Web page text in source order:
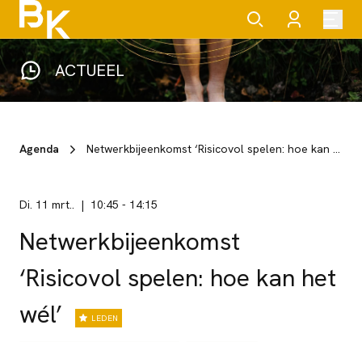
ACTUEEL
Agenda Netwerkbijeenkomst ‘Risicovol spelen: hoe kan het wél’
di. 11 mrt.. 10:45 - 14:15
Netwerkbijeenkomst
‘Risicovol spelen: hoe kan het
wél’
LEDEN